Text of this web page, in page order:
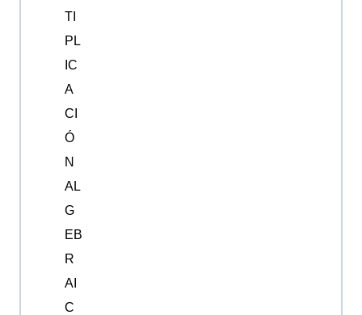
TI
PL
IC
A
CI
Ó
N
AL
G
EB
R
AI
C